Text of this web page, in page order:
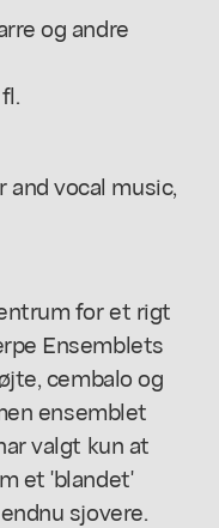
og andre
and vocal music,
for et rigt
Ensemblets
cembalo og
ensemblet
valgt kun at
et 'blandet'
sjovere.